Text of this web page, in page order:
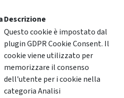
Descrizione
Questo cookie è impostato dal
plugin GDPR Cookie Consent. Il
cookie viene utilizzato per
memorizzare il consenso
dell'utente per i cookie nella
categoria Analisi